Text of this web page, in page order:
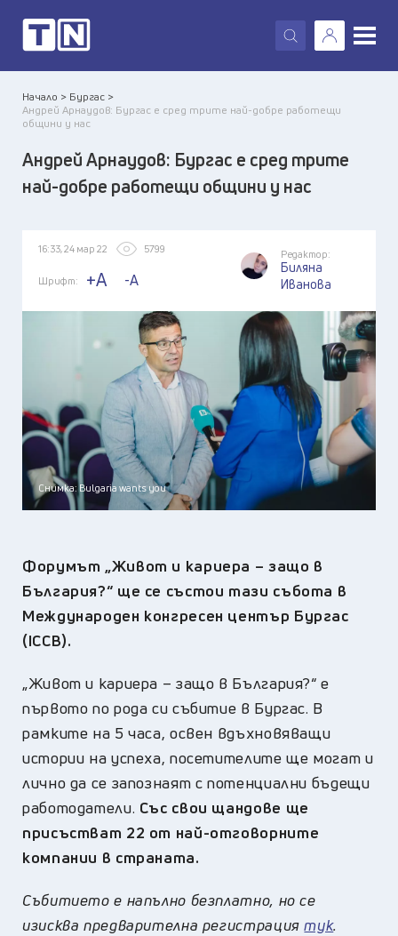
X
Начало > Бургас >
Андрей Арнаудов: Бургас е сред трите най-добре работещи
общини у нас
Андрей Арнаудов: Бургас е сред трите
най-добре работещи общини у нас
16:33, 24 мар 22 5799
Шрифт: +A -A
Редактор:
Биляна
Иванова
Снимка: Bulgaria wants you
Форумът „Живот и кариера – защо в
България?“ ще се състои тази събота в
Международен конгресен център Бургас
(ICCB).
„Живот и кариера – защо в България?“ е
първото по рода си събитие в Бургас. В
рамките на 5 часа, освен вдъхновяващи
истории на успеха, посетителите ще могат и
лично да се запознаят с потенциални бъдещи
работодатели. Със свои щандове ще
присъстват 22 от най-отговорните
компании в страната.
Събитието е напълно безплатно, но се
изисква предварителна регистрациятук.